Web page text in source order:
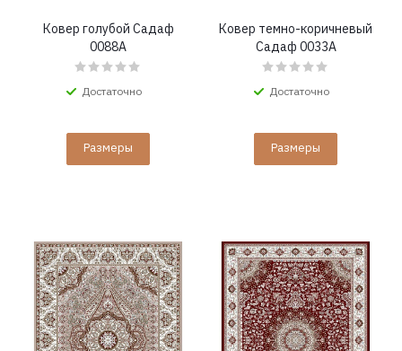
Ковер голубой Садаф
0088A
Достаточно
Размеры
Ковер темно-коричневый
Садаф 0033A
Достаточно
Размеры